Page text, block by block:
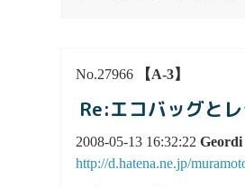
No.27966 【A-3】
Re:エコバッグと
2008-05-13 16:32:22
http://d.hatena.ne.jp/